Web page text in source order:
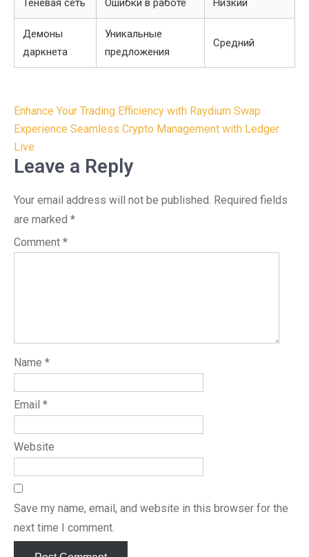
Теневая сеть Ошибки в работе Низкий
Демоны
даркнета
Уникальные
предложения
Средний
Post
navigation
Enhance Your Trading Efficiency with Raydium Swap
Experience Seamless Crypto Management with Ledger
Live
Leave a Reply
Your email address will not be published. Required fields
are marked *
Comment *
Name *
Email *
Website
Save my name, email, and website in this browser for the
next time I comment.